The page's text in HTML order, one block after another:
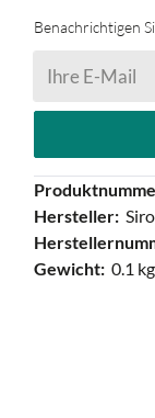
Benachrichtigen
Hersteller:
Gewicht: 0.1 kg